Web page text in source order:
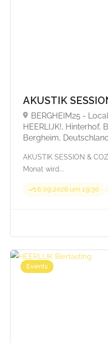
AKUSTIK
BERGHEIM25 -
HEERLIJK!, Hinterhof,
Bergheim,
AKUSTIK SESSION &
Monat wird...
16.09.2026 um 19:30
Events